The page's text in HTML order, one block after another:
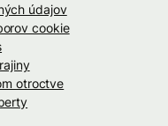
údajov
cookie
otroctve